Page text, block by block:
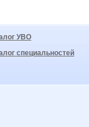
УВО
специальностей